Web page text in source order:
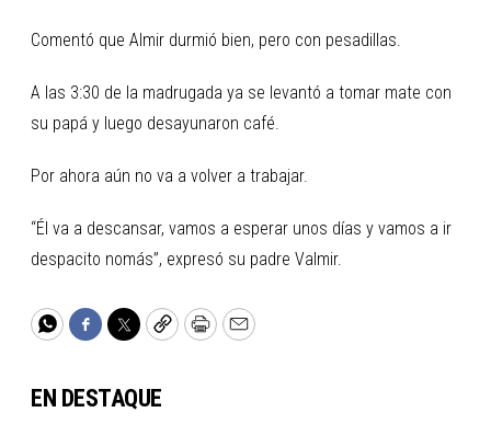
Comentó que Almir durmió bien, pero con pesadillas.
A las 3:30 de la madrugada ya se levantó a tomar mate con
su papá y luego desayunaron café.
Por ahora aún no va a volver a trabajar.
“Él va a descansar, vamos a esperar unos días y vamos a ir
despacito nomás”, expresó su padre Valmir.
WhatsApp
Facebook
TwitterCopyPrintEmail
EN DESTAQUE